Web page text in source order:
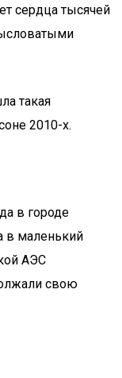
сердца тысячей
такая
2010-х.
в городе
в маленький
АЭС
свою